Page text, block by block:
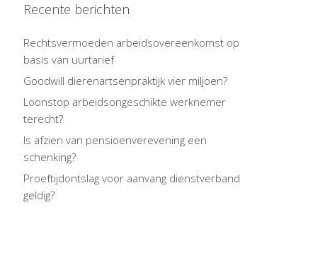
Recente berichten
Rechtsvermoeden arbeidsovereenkomst op
basis van uurtarief
Goodwill dierenartsenpraktijk vier miljoen?
Loonstop arbeidsongeschikte werknemer
terecht?
Is afzien van pensioenverevening een
schenking?
Proeftijdontslag voor aanvang dienstverband
geldig?